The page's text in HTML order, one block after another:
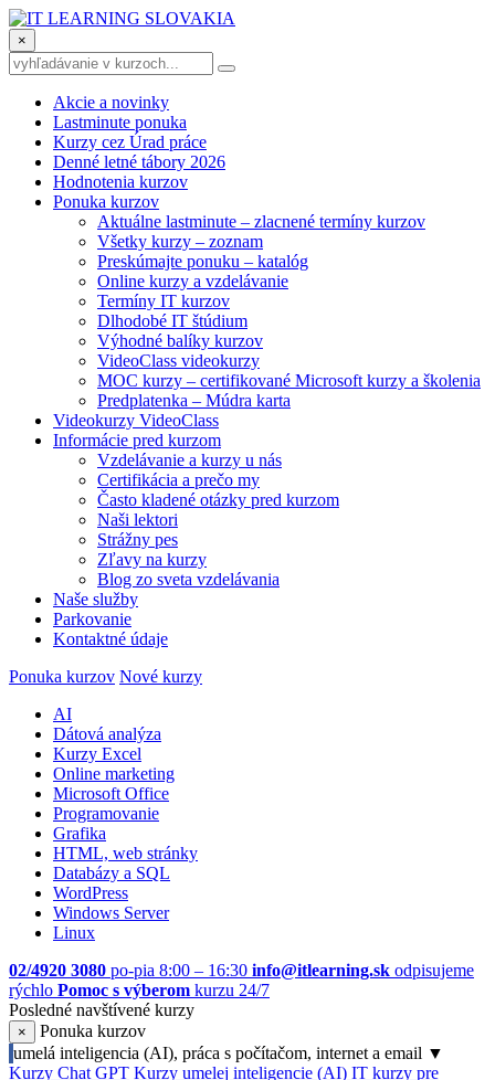
×
Akcie a novinky
Lastminute ponuka
Kurzy cez Úrad práce
Denné letné tábory 2026
Hodnotenia kurzov
Ponuka kurzov
Aktuálne lastminute – zlacnené termíny kurzov
Všetky kurzy – zoznam
Preskúmajte ponuku – katalóg
Online kurzy a vzdelávanie
Termíny IT kurzov
Dlhodobé IT štúdium
Výhodné balíky kurzov
VideoClass videokurzy
MOC kurzy – certifikované Microsoft kurzy a školenia
Predplatenka – Múdra karta
Videokurzy VideoClass
Informácie pred kurzom
Vzdelávanie a kurzy u nás
Certifikácia a prečo my
Často kladené otázky pred kurzom
Naši lektori
Strážny pes
Zľavy na kurzy
Blog zo sveta vzdelávania
Naše služby
Parkovanie
Kontaktné údaje
Ponuka kurzov Nové kurzy
AI
Dátová analýza
Kurzy Excel
Online marketing
Microsoft Office
Programovanie
Grafika
HTML, web stránky
Databázy a SQL
WordPress
Windows Server
Linux
02/4920 3080 po-pia 8:00 – 16:30 info@itlearning.sk odpisujeme
rýchlo Pomoc s výberom kurzu 24/7
Posledné navštívené kurzy
×
Ponuka kurzov
umelá inteligencia (AI), práca s počítačom, internet a email ▼
Kurzy Chat GPT Kurzy umelej inteligencie (AI) IT kurzy pre